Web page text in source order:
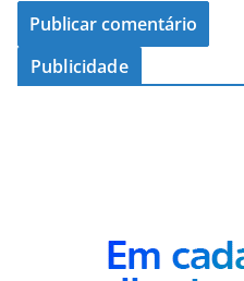
Publicidade